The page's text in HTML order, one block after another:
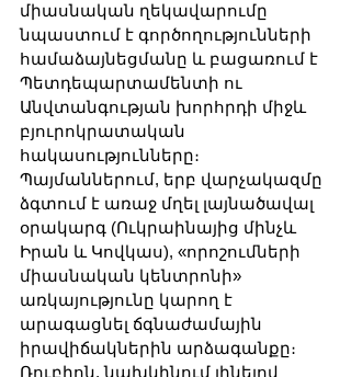
միասնական ղեկավարումը
նպաստում է գործողությունների
համաձայնեցմանը և բացառում է
Պետդեպարտամենտի ու
Անվտանգության խորհրդի միջև
բյուրոկրատական
հակասությունները։
Պայմաններում, երբ վարչակազմը
ձգտում է առաջ մղել լայնածավալ
օրակարգ (Ուկրաինայից մինչև
Իրան և Կովկաս), «որոշումների
միասնական կենտրոնի»
առկայությունը կարող է
արագացնել ճգնաժամային
իրավիճակներին արձագանքը։
Ռուբիոն, նախկինում լինելով